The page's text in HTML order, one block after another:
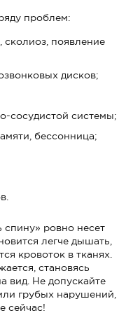
проблем:
сколиоз, появление
дисков;
сосудистой системы;
бессонница;
ровно несет
легче дышать,
кровоток в тканях.
становясь
вид. Не допускайте
грубых нарушений,
сейчас!